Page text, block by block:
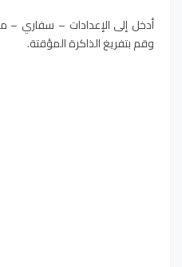
أدخل إلى الإعدادات – سفاري –
وقم بتفريغ الذاكرة المؤقتة.